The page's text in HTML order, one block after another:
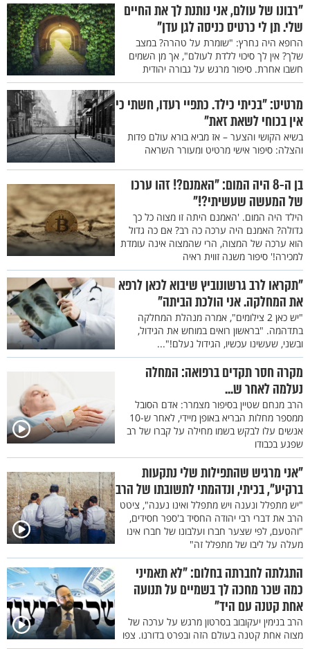
"רבונו של עולם, אני נותנת לך את החיים
שלי. תן לי כרטיס כניסה לגן עדן"
הרופא היה נחרץ: "שומרת על טהרה? במצב
שלך? אין לך סיכוי ללדת לעולם", אך מן השמים
חשבו אחרת. סיפור מרגש על גבורה יהודית
מרטיט: "בכיתי כילד. כתפיי רעדו, חשתי כי
אין בכוחי לשאת זאת"
בשיא הקושי והצער – אז מביא בורא עולם פדות
והצלה: סיפור אישי מרטיט ומעורר השראה
בן ה-8 היה המום: "האמנם?! זהו ערכו
של המעשה שעשיתי?!"
הילד היה המום. 'האמנם היתה זו מצוה כל כך
גדולה? האמנם היה ערכה כה רב? אם כה גדול
הוא ערכה של המצוה, הרי שהמצוה אינה עומדת
למכירה!' סיפור משנה זווית ראיה
"תקראו לרב גרשונוביץ שיבוא לכאן לרפא
את המחלקה. אני הולכת הביתה"
"יש כאן 2 צילומים", אמרה מנהלת המחלקה
בתדהמה. "בראשון רואים במוחש את הגידול,
ובשני, שעשינו עכשיו, הגידול נעלם!"...
מקרה חסר תקדים ברפואה: המחלה
נעלמה לאחר ש...
הרב מנחם שטיין בסיפור מצמרר: אדם הסובל
ממספר מחלות הבריא באופן מיידי, לאחר ש-10
אנשים עלו לבקש בשמו מחילה על קברו של רב
שפגע בכבודו
"אני מרגיש שהתפילות שלי נתקעות
ברקיע", בכיתי, ונדהמתי לתשובתו של הרב
"יש מתפלל ונענה ויש מתפלל ואינו נענה", ציטט
הרב את דברי רבי יהודה החסיד ב'ספר חסידים,
"והטעם, לפי שצער חברו ועלבונו של חברו אינו
מעלה על ליבו של מתפלל זה"
התגלתה לחברתה בחלום: "לא תאמיני
כמה שכר מחכה לך בשמיים על תנועה
אחת קטנה עם היד"
הרב בנימין יעקובוב בסרטון מרגש על ערכה של
מצוה אחת קטנה בעולם הזה ובפרט בדורנו. צפו